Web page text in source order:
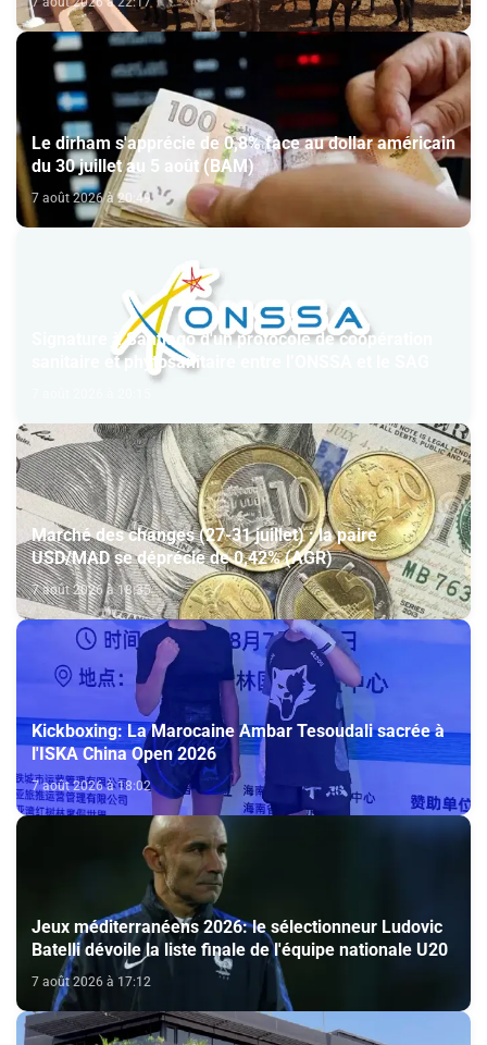
Le dirham s'apprécie de 0,8% face au dollar américain
du 30 juillet au 5 août (BAM)
7 août 2026 à 20:49
Signature à Santiago d'un protocole de coopération
sanitaire et phytosanitaire entre l’ONSSA et le SAG
Marché des changes (27-31 juillet) : la paire
USD/MAD se déprécie de 0,42% (AGR)
7 août 2026 à 18:35
Kickboxing: La Marocaine Ambar Tesoudali sacrée à
l'ISKA China Open 2026
7 août 2026 à 18:02
Jeux méditerranéens 2026: le sélectionneur Ludovic
Batelli dévoile la liste finale de l'équipe nationale U20
7 août 2026 à 17:12